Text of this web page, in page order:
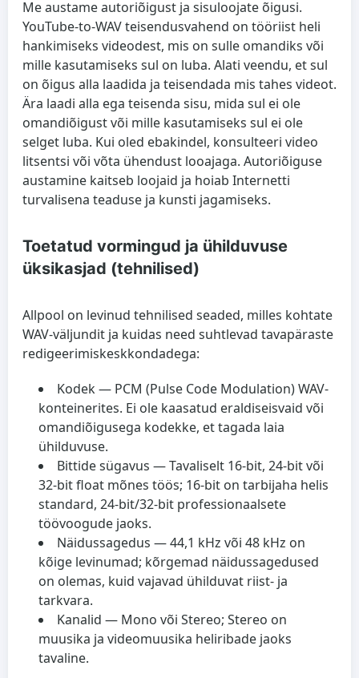
Me austame autoriõigust ja sisuloojate õigusi.
YouTube-to-WAV teisendusvahend on tööriist heli
hankimiseks videodest, mis on sulle omandiks või
mille kasutamiseks sul on luba. Alati veendu, et sul
on õigus alla laadida ja teisendada mis tahes videot.
Ära laadi alla ega teisenda sisu, mida sul ei ole
omandiõigust või mille kasutamiseks sul ei ole
selget luba. Kui oled ebakindel, konsulteeri video
litsentsi või võta ühendust looajaga. Autoriõiguse
austamine kaitseb loojaid ja hoiab Internetti
turvalisena teaduse ja kunsti jagamiseks.
Toetatud vormingud ja ühilduvuse
üksikasjad (tehnilised)
Allpool on levinud tehnilised seaded, milles kohtate
WAV-väljundit ja kuidas need suhtlevad tavapäraste
redigeerimiskeskkondadega:
Kodek— PCM (Pulse Code Modulation) WAV-
konteinerites. Ei ole kaasatud eraldiseisvaid või
omandiõigusega kodekke, et tagada laia
ühilduvuse.
Bittide sügavus — Tavaliselt 16-bit, 24-bit või
32-bit float mõnes töös; 16-bit on tarbijaha helis
standard, 24-bit/32-bit professionaalsete
töövoogude jaoks.
Näidussagedus — 44,1 kHz või 48 kHz on
kõige levinumad; kõrgemad näidussagedused
on olemas, kuid vajavad ühilduvat riist- ja
tarkvara.
Kanalid — Mono või Stereo; Stereo on
muusika ja videomuusika heliribade jaoks
tavaline.